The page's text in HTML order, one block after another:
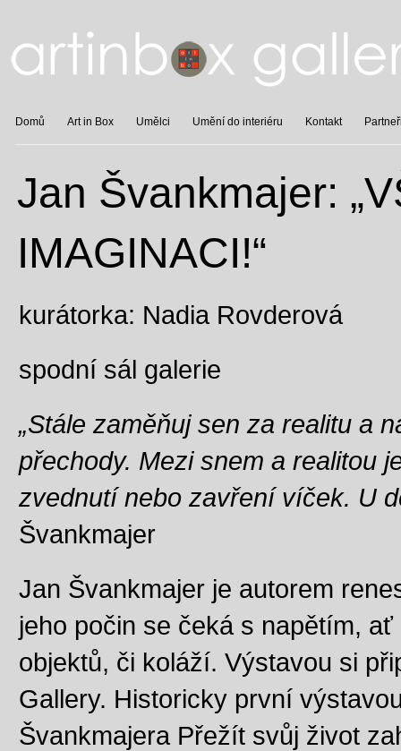
Domů Art in Box Umělci Umění do interiéru Kontakt
Jan Švankmajer:
IMAGINACI!“
kurátorka: Nadia Rovderová
spodní sál galerie
„Stále zaměňuj sen za realitu a
přechody. Mezi snem a realitou
zvednutí nebo zavření víček. U
Švankmajer
Jan Švankmajer je autorem
jeho počin se čeká s napětím,
objektů, či koláží. Výstavou si
Gallery. Historicky první
Švankmajera Přežít svůj život